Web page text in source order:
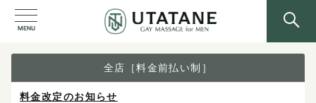
MENU
全店［料金前払い制］
料金改定のお知らせ